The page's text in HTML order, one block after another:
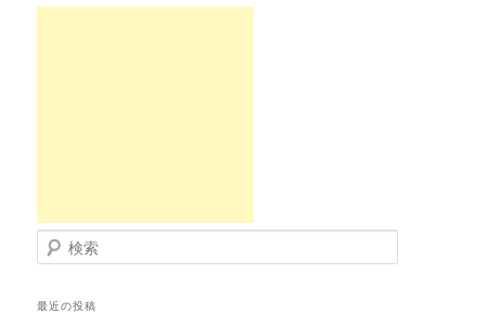
検索
最近の投稿